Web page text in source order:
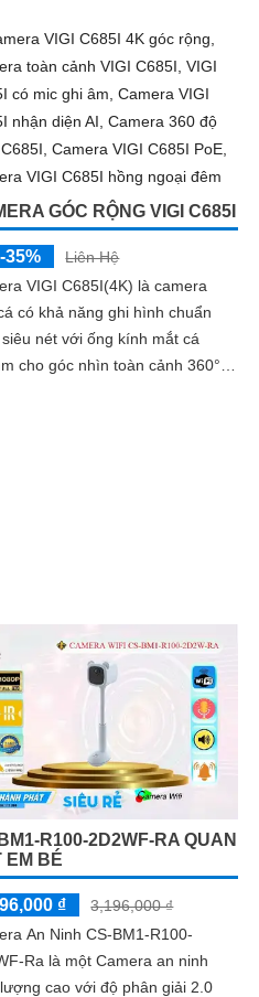
và phát hiện chuyển động
minh nâng cao khả năng bảo
GÓC RỘNG VIGI C685I
35%
Liên Hệ
VIGI C685I(4K) là camera
có khả năng ghi hình chuẩn
nét với ống kính mắt cá
cho góc nhìn toàn cảnh 360°
R100-2D2WF-RA QUAN
EM BÉ
₫
3,196,000 ₫
An Ninh CS-BM1-R100-
Ra là một Camera an ninh
cao với độ phân giải 2.0